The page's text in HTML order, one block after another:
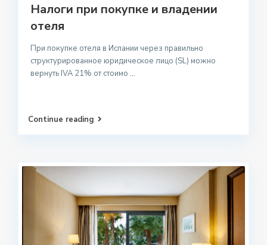
Налоги при покупке и владении
отеля
При покупке отеля в Испании через правильно
структурированное юридическое лицо (SL) можно
вернуть IVA 21% от стоимо ...
Continue reading